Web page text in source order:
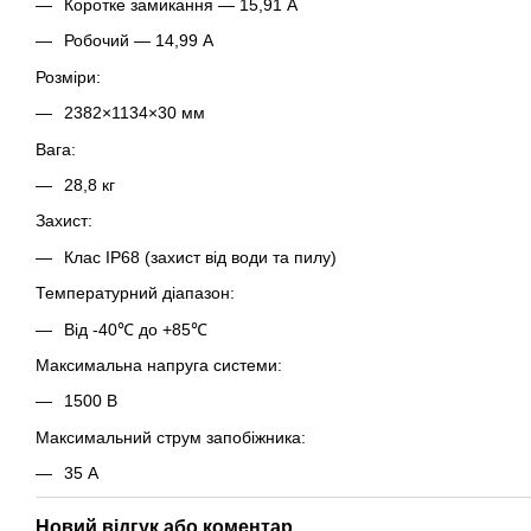
Коротке замикання — 15,91 А
Робочий — 14,99 А
Розміри:
2382×1134×30 мм
Вага:
28,8 кг
Захист:
Клас IP68 (захист від води та пилу)
Температурний діапазон:
Від -40℃ до +85℃
Максимальна напруга системи:
1500 В
Максимальний струм запобіжника:
35 А
Новий відгук або коментар